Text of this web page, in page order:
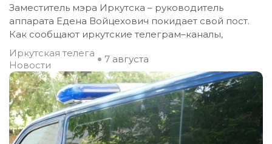
Заместитель мэра Иркутска – руководитель
аппарата Едена Войцехович покидает свой пост.
Как сообщают иркутские телеграм–каналы,
Иркутская телега
Новости
7 августа